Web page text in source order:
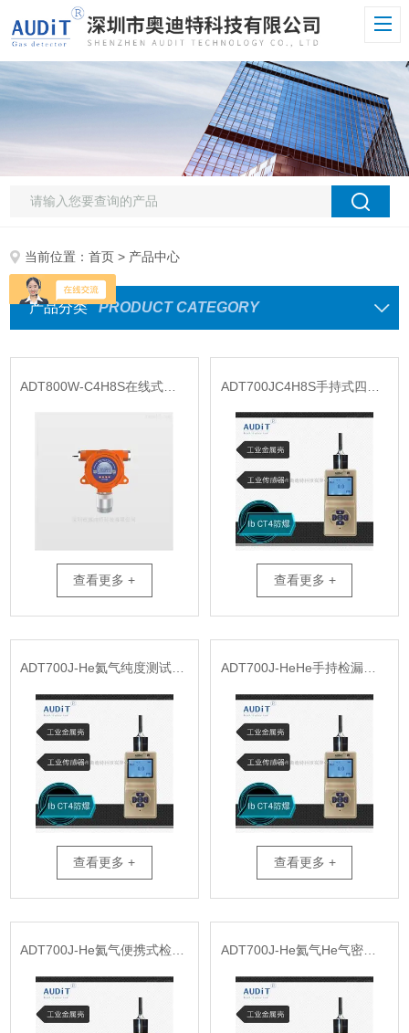
当前位置：首页 > 产品中心
产品分类 PRODUCT CATEGORY
查看更多 + 查看更多 +
ADT700J-He氦气纯度测试仪器
查看更多 +
ADT700J-HeHe手持检漏报警仪
查看更多 +
ADT700J-He氦气便携式检测报警仪 ADT700J-He氦气He气密性检测仪器